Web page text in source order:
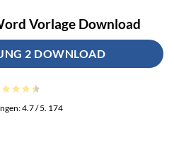
Vorlage Download
2 DOWNLOAD
4.7/ 5. 174